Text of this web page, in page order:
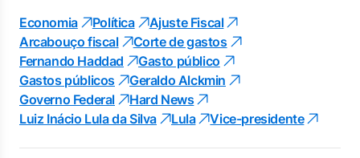
Economia Política
Ajuste Fiscal
Arcabouço fiscal
Corte de gastos
Fernando Haddad
Gasto público
Gastos públicos
Geraldo Alckmin
Governo Federal
Hard News
Luiz Inácio Lula da Silva
Lula Vice-presidente